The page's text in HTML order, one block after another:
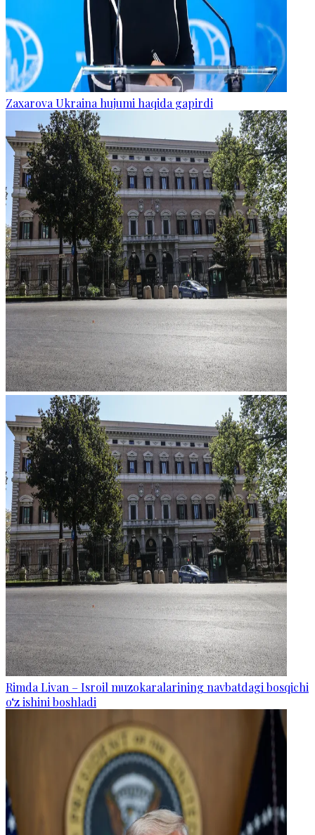
Zaxarova Ukraina hujumi haqida gapirdi
Rimda Livan – Isroil muzokaralarining navbatdagi bosqichi
o‘z ishini boshladi